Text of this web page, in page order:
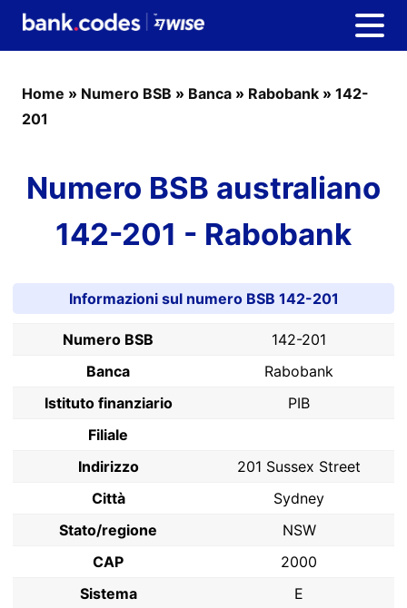
Home » Numero BSB » Banca » Rabobank » 142-
201
Numero BSB australiano
142-201 - Rabobank
Informazioni sul numero BSB 142-201
Numero BSB
142-201
Banca
Rabobank
Istituto finanziario
PIB
Filiale
Indirizzo
201 Sussex Street
Città
Sydney
Stato/regione
NSW
CAP
2000
Sistema
E